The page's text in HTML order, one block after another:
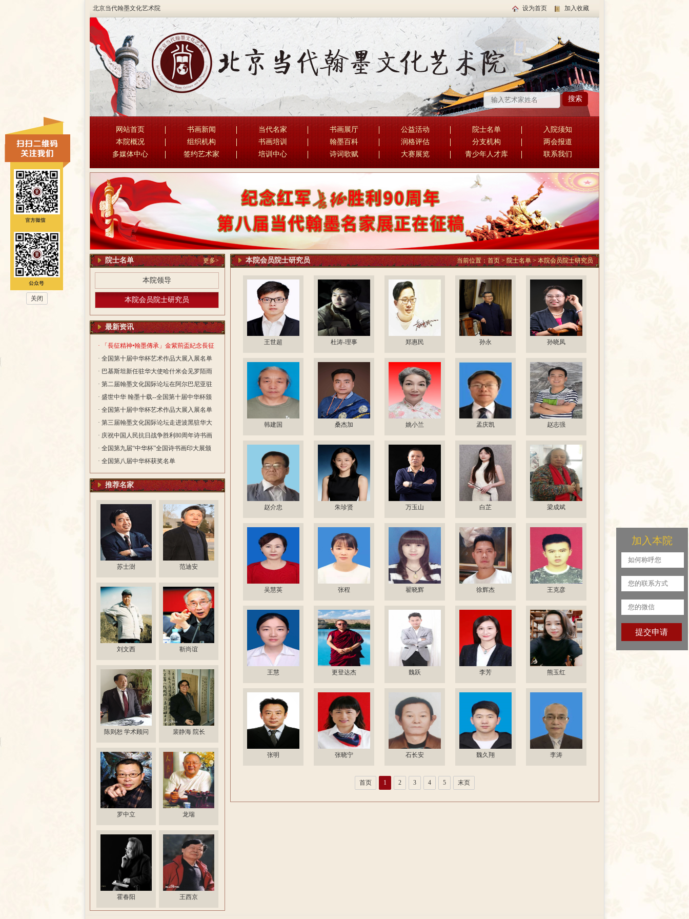
北京当代翰墨文化艺术院 设为首页 加入收藏
网站首页 书画新闻 当代名家 书画展厅 公益活动 院士名单
入院须知
本院概况
组织机构 书画培训 翰墨百科 润格评估 分支机构
两会报道
多媒体中心
签约艺术家 培训中心 诗词歌赋 大赛展览 青少年人才库 联系我们
院士名单 更多>
本院领导
本院会员院士研究员
最新资讯
· 「長征精神•翰墨傳承」金紫荊盃紀念長征
勝利90周年書法國際大賽活動
· 全国第十届中华杯艺术作品大展入展名单
· 巴基斯坦新任驻华大使哈什米会见罗陌雨
院长
· 第二届翰墨文化国际论坛在阿尔巴尼亚驻
华大使馆隆重举行
· 盛世中华 翰墨十载--全国第十届中华杯颁
奖典礼在深圳圆满落幕
· 全国第十届中华杯艺术作品大展入展名单
· 第三届翰墨文化国际论坛走进波黑驻华大
使馆 笔墨传情绘就中波文化交融新篇
· 庆祝中国人民抗日战争胜利80周年诗书画
印大展颁奖典在北京礼隆重举行
· 全国第九届“中华杯”全国诗书画印大展颁
奖典礼在杭州举行
· 全国第八届中华杯获奖名单
推荐名家
苏士澍 范迪安
刘文西 靳尚谊
陈则恕 学术顾问 裴静海 院长
罗中立 龙瑞
霍春阳 王西京
本院会员院士研究员 当前位置：首页 >院士名单>本院会员院士研究员
王世超 杜涛-理事 郑惠民 孙永 孙晓凤
韩建国 桑杰加 姚小兰 孟庆凯 赵志强
赵介忠 朱珍贤 万玉山 白芷 梁成斌
吴慧英 张程 翟晓辉 徐辉杰 王克彦
王慧 更登达杰 魏跃 李芳 熊玉红
张明 张晓宁 石长安 魏久翔 李涛
首页 1 2 3 4 5 末页
关闭
加入本院